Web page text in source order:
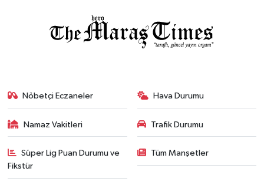
Nöbetçi Eczaneler Hava Durumu
Namaz Vakitleri Trafik Durumu
Süper Lig Puan Durumu ve
Fikstür
Tüm Manşetler